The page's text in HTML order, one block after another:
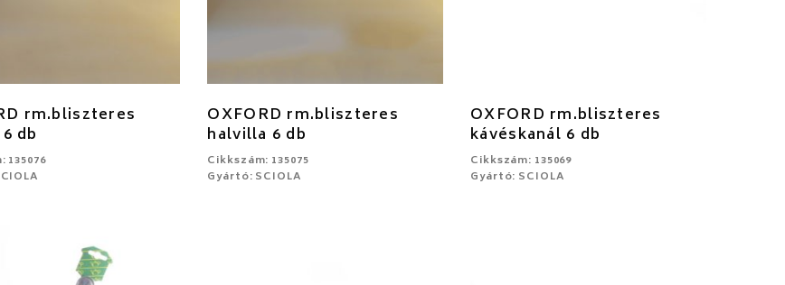
rm.bliszteres
db
135076
OXFORD rm.bliszteres
halvilla 6 db
Cikkszám: 135075
Gyártó: SCIOLA
OXFORD rm.bliszteres
kávéskanál 6 db
Cikkszám: 135069
Gyártó: SCIOLA